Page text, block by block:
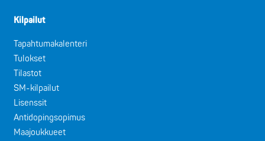
Kilpailut
Tapahtumakalenteri
Tulokset
Tilastot
SM-kilpailut
Lisenssit
Antidopingsopimus
Maajoukkueet